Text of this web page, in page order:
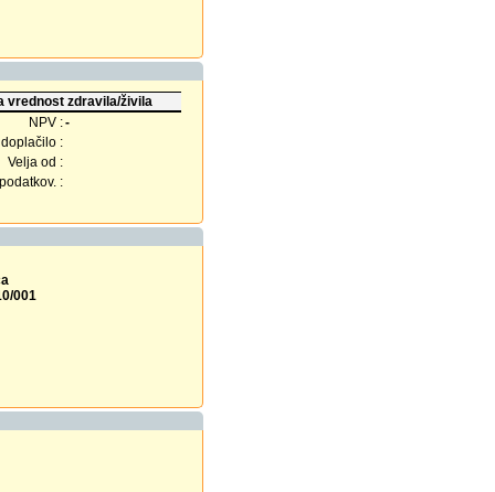
vrednost zdravila/živila
NPV :-
:
Velja od :
:
001